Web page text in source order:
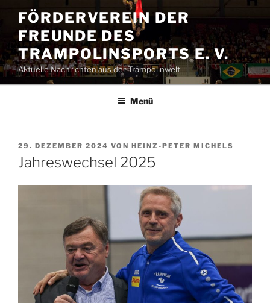
Inhalt
springen
FÖRDERVEREIN DER
FREUNDE DES
TRAMPOLINSPORTS E. V.
Aktuelle Nachrichten aus der Trampolinwelt
Menü
VERÖFFENTLICHT
AM
29. DEZEMBER 2024 VON HEINZ-PETER MICHELS
Jahreswechsel 2025